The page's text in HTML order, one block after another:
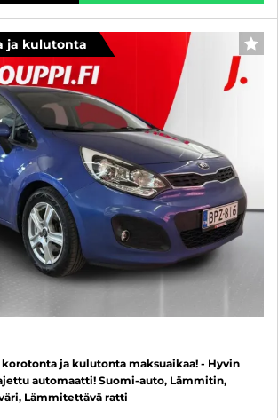
ja kulutonta
korotonta ja kulutonta maksuaikaa! - Hyvin
automaatti! Suomi-auto, Lämmitin,
Lämmitettävä ratti